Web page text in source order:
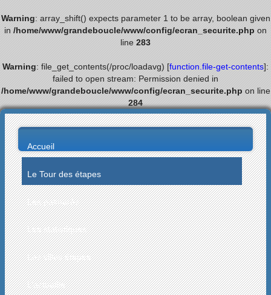
Warning: array_shift() expects parameter 1 to be array, boolean given
in /home/www/grandeboucle/www/config/ecran_securite.php on
line 283
Warning: file_get_contents(/proc/loadavg) [function.file-get-contents]:
failed to open stream: Permission denied in
/home/www/grandeboucle/www/config/ecran_securite.php on line
284
Accueil
Le Tour des étapes
Les palmarès
Les statistiques
Les villes étapes
L’actualité